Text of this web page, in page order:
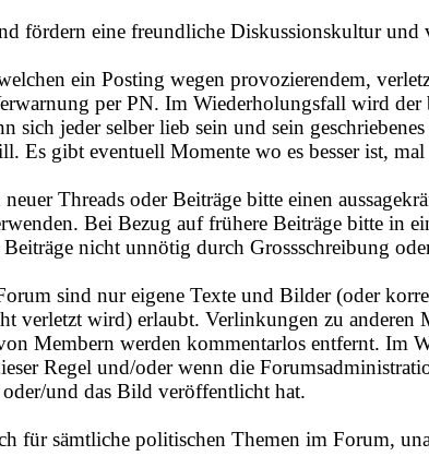
fördern eine freundliche Diskussionskultur und
ein Posting wegen provozierendem,
per PN. Im Wiederholungsfall wird
sich jeder selber lieb sein und sein
Es gibt eventuell Momente wo es besser ist,
Threads oder Beiträge bitte einen
Bei Bezug auf frühere Beiträge bitte in
nicht unnötig durch Grossschreibung
sind nur eigene Texte und Bilder (oder
verletzt wird) erlaubt. Verlinkungen zu
Membern werden kommentarlos entfernt. Im
Regel und/oder wenn die
und das Bild veröffentlicht hat.
für sämtliche politischen Themen im Forum,